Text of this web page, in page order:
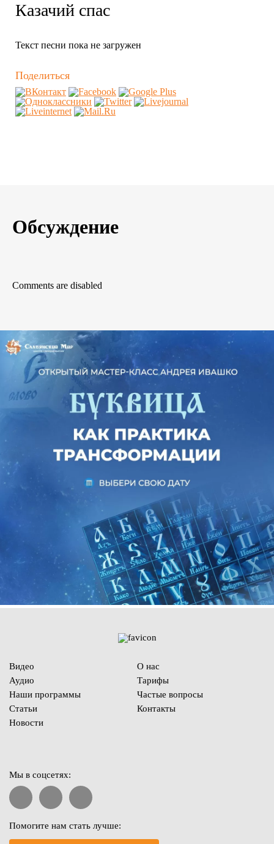
Казачий спас
Текст песни пока не загружен
Поделиться
Обсуждение
Comments are disabled
Видео
Аудио
Наши программы
Статьи
Новости
О нас
Тарифы
Частые вопросы
Контакты
Мы в соцсетях:
Помогите нам стать лучше: